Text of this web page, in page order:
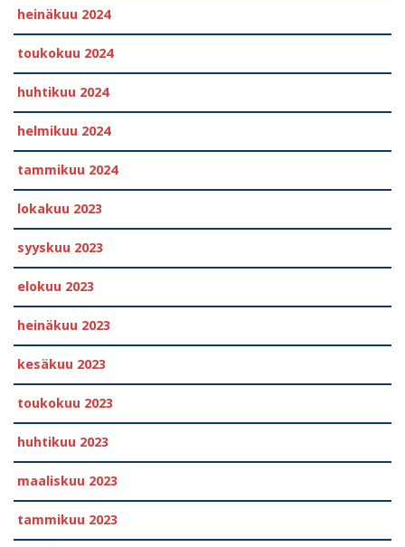
heinäkuu 2024
toukokuu 2024
huhtikuu 2024
helmikuu 2024
tammikuu 2024
lokakuu 2023
syyskuu 2023
elokuu 2023
heinäkuu 2023
kesäkuu 2023
toukokuu 2023
huhtikuu 2023
maaliskuu 2023
tammikuu 2023